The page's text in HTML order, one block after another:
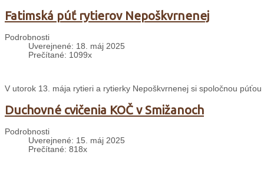
Fatimská púť rytierov Nepoškvrnenej
Podrobnosti
Uverejnené: 18. máj 2025
Prečítané: 1099x
V utorok 13. mája rytieri a rytierky Nepoškvrnenej si spoločnou
Duchovné cvičenia KOČ v Smižanoch
Podrobnosti
Uverejnené: 15. máj 2025
Prečítané: 818x